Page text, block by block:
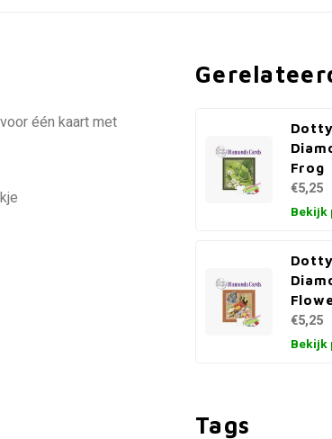
één kaart met
Frog
€5,25
Bekijk
€5,25
Bekijk
Tags